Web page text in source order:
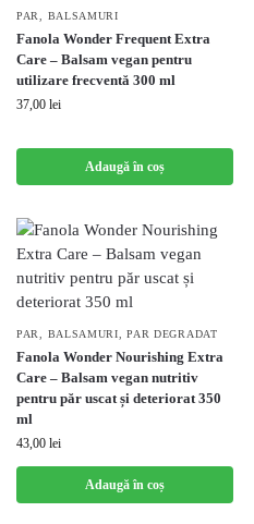
PAR BALSAMURI
Fanola Wonder Frequent Extra
Care – Balsam vegan pentru
utilizare frecventă 300 ml
37,00 lei
Adaugă în coș
PAR BALSAMURI ,PAR DEGRADAT
Fanola Wonder Nourishing Extra
Care – Balsam vegan nutritiv
pentru păr uscat și deteriorat 350
ml
43,00 lei
Adaugă în coș